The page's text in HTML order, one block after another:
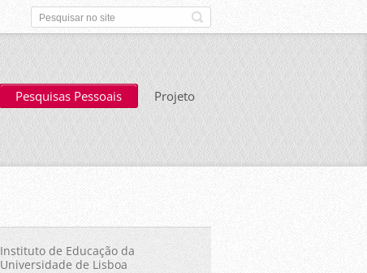
Pesquisas Pessoais Projeto
Instituto de Educação da
Universidade de Lisboa